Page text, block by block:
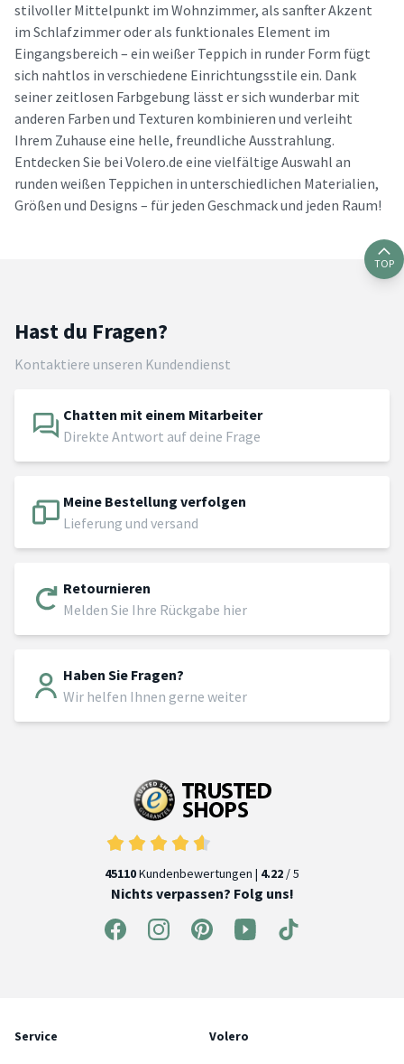
stilvoller Mittelpunkt im Wohnzimmer, als sanfter Akzent
im Schlafzimmer oder als funktionales Element im
Eingangsbereich – ein weißer Teppich in runder Form fügt
sich nahtlos in verschiedene Einrichtungsstile ein. Dank
seiner zeitlosen Farbgebung lässt er sich wunderbar mit
anderen Farben und Texturen kombinieren und verleiht
Ihrem Zuhause eine helle, freundliche Ausstrahlung.
Entdecken Sie bei Volero.de eine vielfältige Auswahl an
runden weißen Teppichen in unterschiedlichen Materialien,
Größen und Designs – für jeden Geschmack und jeden Raum!
TOP
Hast du Fragen?
Kontaktiere unseren Kundendienst
Chatten mit einem Mitarbeiter
Direkte Antwort auf deine Frage
Meine Bestellung verfolgen
Lieferung und versand
Retournieren
Melden Sie Ihre Rückgabe hier
Haben Sie Fragen?
Wir helfen Ihnen gerne weiter
45110Kundenbewertungen | 4.22 / 5
Nichts verpassen? Folg uns!
Service Volero